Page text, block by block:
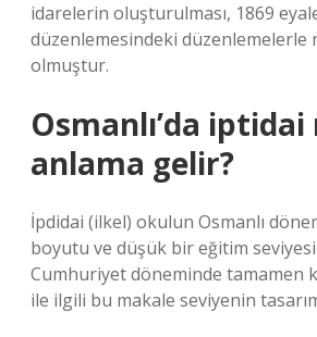
idarelerin oluşturulması, 1869
düzenlemesindeki düzenlemelerle
olmuştur.
Osmanlı’da iptidai
anlama gelir?
İpdidai (ilkel) okulun Osmanlı
boyutu ve düşük bir eğitim
Cumhuriyet döneminde tamamen
ile ilgili bu makale seviyenin